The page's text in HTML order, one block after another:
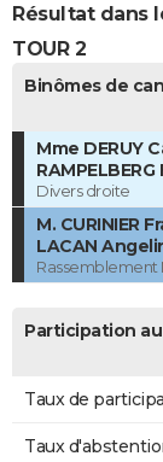
Résultat dans
TOUR 2
Binômes de
Mme DERUY
Divers droite
M. CURINIER
LACAN
Rassemblement
Participation
Taux de
Taux